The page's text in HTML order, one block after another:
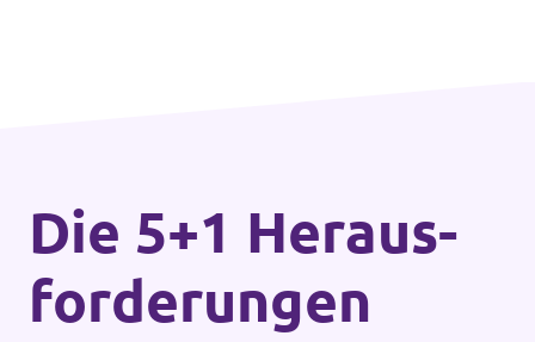
Die 5+1 Heraus­
forderungen